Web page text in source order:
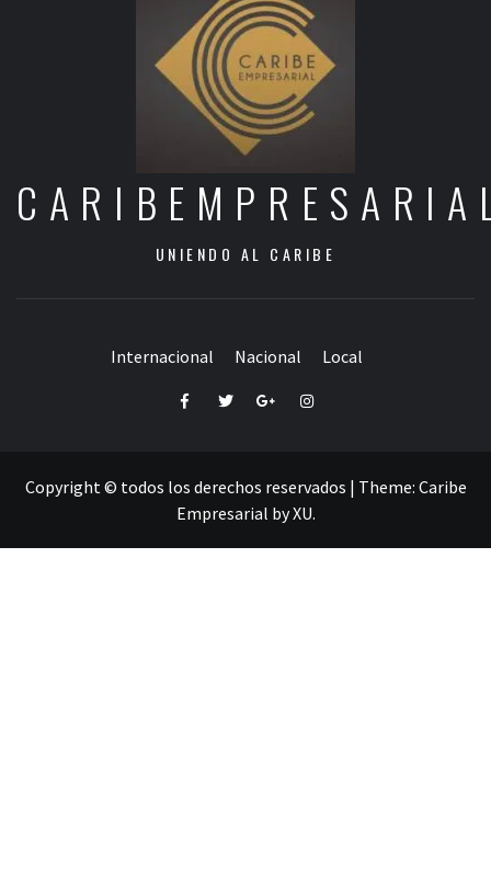
UNIENDO AL CARIBE
Internacional Nacional Local
FacebookTwitterGoogle+Instagram
Copyright © todos los derechos reservados | Theme: Caribe
Empresarial byXU.